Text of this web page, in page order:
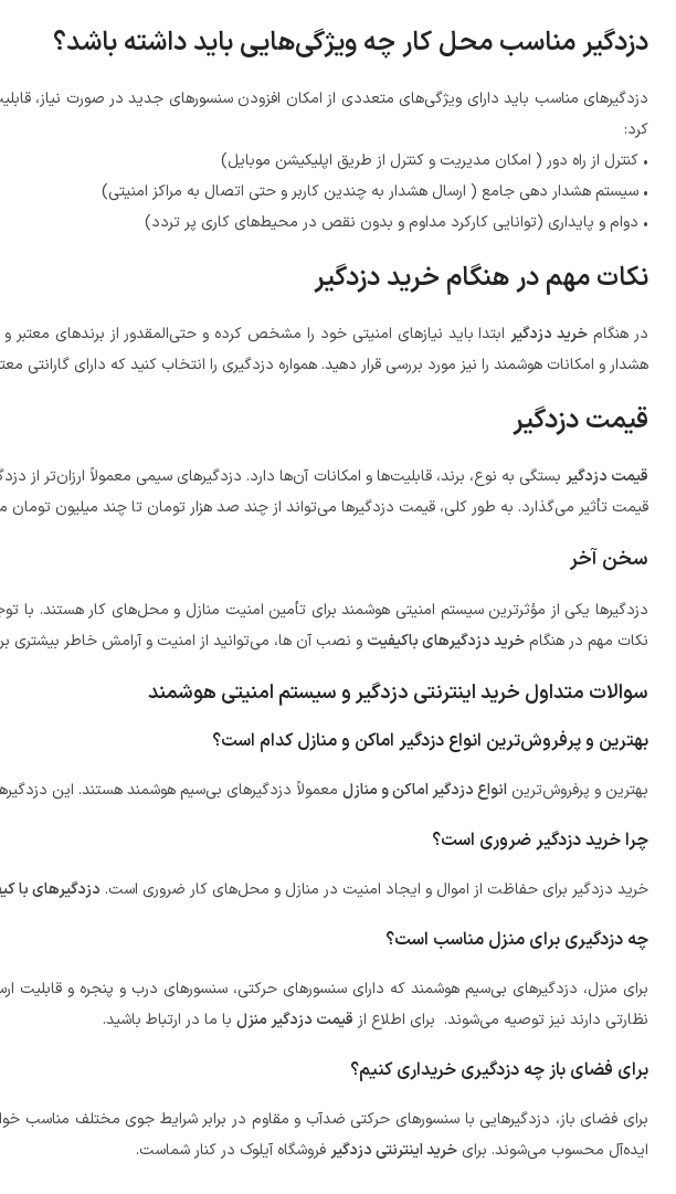
دزدگیر مناسب محل کار چه ویژگی‌هایی باید داشته باشد؟
دزدگیرهای مناسب باید دارای ویژگی‌های متعددی از امکان افزودن سنسورهای جدید در صورت نیاز،
کرد:
• کنترل از راه دور ( امکان مدیریت و کنترل از طریق اپلیکیشن موبایل)
• سیستم هشدار دهی جامع ( ارسال هشدار به چندین کاربر و حتی اتصال به مراکز امنیتی)
• دوام و پایداری (توانایی کارکرد مداوم و بدون نقص در محیط‌های کاری پر تردد)
نکات مهم در هنگام خرید دزدگیر
در هنگام خرید دزدگیر ابتدا باید نیازهای امنیتی خود را مشخص کرده و حتی‌المقدور از برندهای معتبر
هشدار و امکانات هوشمند را نیز مورد بررسی قرار دهید. همواره دزدگیری را انتخاب کنید که دارای
قیمت دزدگیر
قیمت دزدگیر بستگی به نوع، برند، قابلیت‌ها و امکانات آن‌ها دارد. دزدگیرهای سیمی معمولاً ارزان‌تر
قیمت تأثیر می‌گذارد. به طور کلی، قیمت دزدگیرها می‌تواند از چند صد هزار تومان تا چند میلیون
سخن آخر
دزدگیرها یکی از مؤثرترین سیستم امنیتی هوشمند برای تأمین امنیت منازل و محل‌های کار هستند. با
نکات مهم در هنگام خرید دزدگیرهای باکیفیت و نصب آن ها، می‌توانید از امنیت و آرامش خاطر بیشتری
سوالات متداول خرید اینترنتی دزدگیر و سیستم امنیتی هوشمند
بهترین و پرفروش‌ترین انواع دزدگیر اماکن و منازل کدام است؟
بهترین و پرفروش‌ترین انواع دزدگیر اماکن و منازل معمولاً دزدگیرهای بی‌سیم هوشمند هستند. این
چرا خرید دزدگیر ضروری است؟
خرید دزدگیر برای حفاظت از اموال و ایجاد امنیت در منازل و محل‌های کار ضروری است. دزدگیرهای با
چه دزدگیری برای منزل مناسب است؟
برای منزل، دزدگیرهای بی‌سیم هوشمند که دارای سنسورهای حرکتی، سنسورهای درب و پنجره و
نظارتی دارند نیز توصیه می‌شوند. برای اطلاع از قیمت دزدگیر منزل با ما در ارتباط باشید.
برای فضای باز چه دزدگیری خریداری کنیم؟
برای فضای باز، دزدگیرهایی با سنسورهای حرکتی ضدآب و مقاوم در برابر شرایط جوی مختلف مناسب
ایده‌آل محسوب می‌شوند. برای خرید اینترنتی دزدگیر فروشگاه آیلوک در کنار شماست.